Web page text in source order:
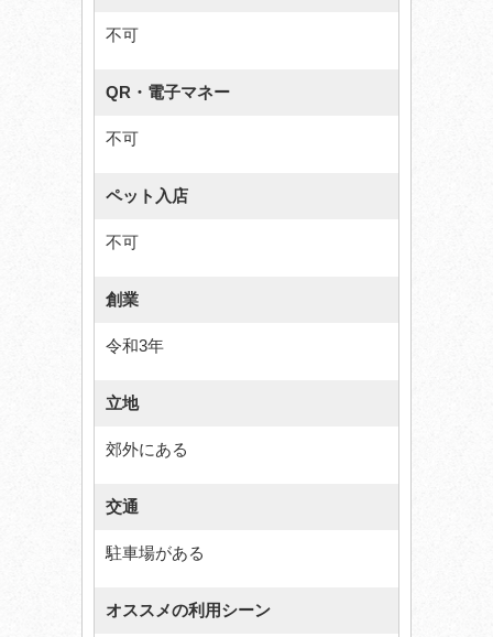
不可
QR・電子マネー
不可
ペット入店
不可
創業
令和3年
立地
郊外にある
交通
駐車場がある
オススメの利用シーン